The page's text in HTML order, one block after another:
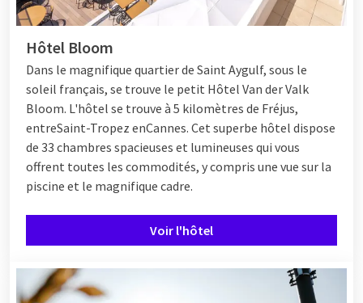
Hôtel Bloom
Dans le magnifique quartier de Saint Aygulf, sous le
soleil français, se trouve le petit Hôtel Van der Valk
Bloom. L'hôtel se trouve à 5 kilomètres de Fréjus,
entreSaint-Tropez enCannes. Cet superbe hôtel dispose
de 33 chambres spacieuses et lumineuses qui vous
offrent toutes les commodités, y compris une vue sur la
piscine et le magnifique cadre.
Voir l'hôtel